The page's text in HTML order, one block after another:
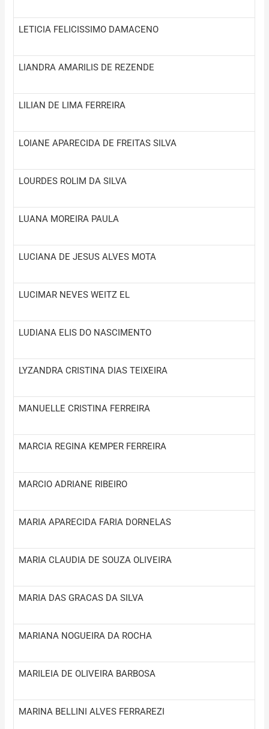
LETICIA FELICISSIMO DAMACENO
LIANDRA AMARILIS DE REZENDE
LILIAN DE LIMA FERREIRA
LOIANE APARECIDA DE FREITAS SILVA
LOURDES ROLIM DA SILVA
LUANA MOREIRA PAULA
LUCIANA DE JESUS ALVES MOTA
LUCIMAR NEVES WEITZ EL
LUDIANA ELIS DO NASCIMENTO
LYZANDRA CRISTINA DIAS TEIXEIRA
MANUELLE CRISTINA FERREIRA
MARCIA REGINA KEMPER FERREIRA
MARCIO ADRIANE RIBEIRO
MARIA APARECIDA FARIA DORNELAS
MARIA CLAUDIA DE SOUZA OLIVEIRA
MARIA DAS GRACAS DA SILVA
MARIANA NOGUEIRA DA ROCHA
MARILEIA DE OLIVEIRA BARBOSA
MARINA BELLINI ALVES FERRAREZI